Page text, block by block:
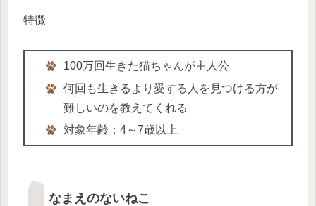
特徴
100万回生きた猫ちゃんが主人公
何回も生きるより愛する人を見つける方が
難しいのを教えてくれる
対象年齢：4～7歳以上
なまえのないねこ